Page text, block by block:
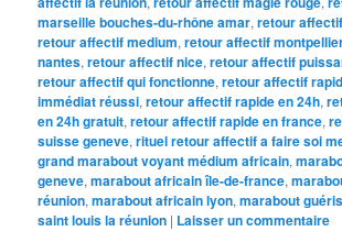
marseille bouches-du-rhône amar,retour
retour affectif medium,retour affectif
nantes,retour affectif nice,retour affectif
retour affectif qui fonctionne,retour affectif
immédiat réussi,retour affectif rapide en 24h,
en 24h gratuit,retour affectif rapide en france,
suisse geneve,rituel retour affectif a faire soi
grand marabout voyant médium africain,
geneve,marabout africain île-de-france,
réunion,marabout africain lyon,marabout
saint louis la réunion | Laisser un commentaire